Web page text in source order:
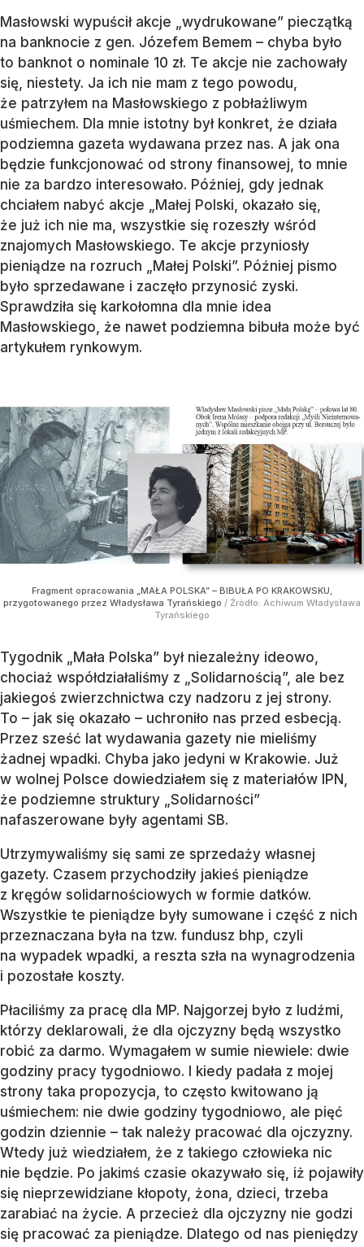
Masłowski wypuścił akcje „wydrukowane” pieczątką
na banknocie z gen. Józefem Bemem – chyba było
to banknot o nominale 10 zł. Te akcje nie zachowały
się, niestety. Ja ich nie mam z tego powodu,
że patrzyłem na Masłowskiego z pobłażliwym
uśmiechem. Dla mnie istotny był konkret, że działa
podziemna gazeta wydawana przez nas. A jak ona
będzie funkcjonować od strony finansowej, to mnie
nie za bardzo interesowało. Później, gdy jednak
chciałem nabyć akcje „Małej Polski, okazało się,
że już ich nie ma, wszystkie się rozeszły wśród
znajomych Masłowskiego. Te akcje przyniosły
pieniądze na rozruch „Małej Polski”. Później pismo
było sprzedawane i zaczęło przynosić zyski.
Sprawdziła się karkołomna dla mnie idea
Masłowskiego, że nawet podziemna bibuła może być
artykułem rynkowym.
Fragment opracowania „MAŁA POLSKA” – BIBUŁA PO KRAKOWSKU,
przygotowanego przez Władysława Tyrańskiego / Źródło: Achiwum Władysława
Tyrańskiego
Tygodnik „Mała Polska” był niezależny ideowo,
chociaż współdziałaliśmy z „Solidarnością”, ale bez
jakiegoś zwierzchnictwa czy nadzoru z jej strony.
To – jak się okazało – uchroniło nas przed esbecją.
Przez sześć lat wydawania gazety nie mieliśmy
żadnej wpadki. Chyba jako jedyni w Krakowie. Już
w wolnej Polsce dowiedziałem się z materiałów IPN,
że podziemne struktury „Solidarności”
nafaszerowane były agentami SB.
Utrzymywaliśmy się sami ze sprzedaży własnej
gazety. Czasem przychodziły jakieś pieniądze
z kręgów solidarnościowych w formie datków.
Wszystkie te pieniądze były sumowane i część z nich
przeznaczana była na tzw. fundusz bhp, czyli
na wypadek wpadki, a reszta szła na wynagrodzenia
i pozostałe koszty.
Płaciliśmy za pracę dla MP. Najgorzej było z ludźmi,
którzy deklarowali, że dla ojczyzny będą wszystko
robić za darmo. Wymagałem w sumie niewiele: dwie
godziny pracy tygodniowo. I kiedy padała z mojej
strony taka propozycja, to często kwitowano ją
uśmiechem: nie dwie godziny tygodniowo, ale pięć
godzin dziennie – tak należy pracować dla ojczyzny.
Wtedy już wiedziałem, że z takiego człowieka nic
nie będzie. Po jakimś czasie okazywało się, iż pojawiły
się nieprzewidziane kłopoty, żona, dzieci, trzeba
zarabiać na życie. A przecież dla ojczyzny nie godzi
się pracować za pieniądze. Dlatego od nas pieniędzy